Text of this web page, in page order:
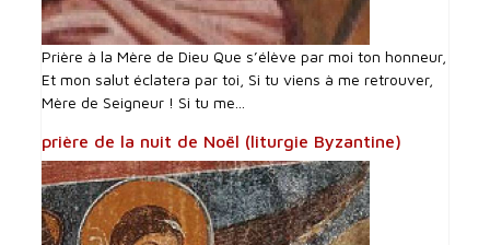
Prière à la Mère de Dieu Que s’élève par moi ton honneur,
Et mon salut éclatera par toi, Si tu viens à me retrouver,
Mère de Seigneur ! Si tu me...
prière de la nuit de Noël (liturgie Byzantine)